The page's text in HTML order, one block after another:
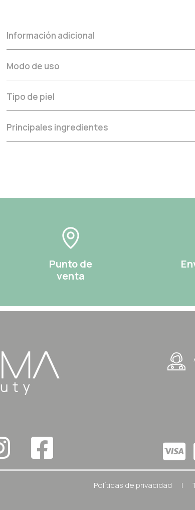
Información adicional
Modo de uso
Tipo de piel
Principales ingredientes
Punto de
venta
Políticas de privacidad |